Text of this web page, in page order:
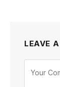
LEAVE